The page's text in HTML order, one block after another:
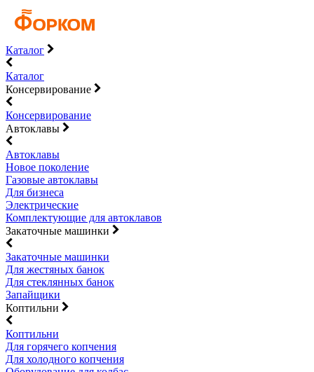
Каталог
Каталог
Консервирование
Консервирование
Автоклавы
Автоклавы
Новое поколение
Газовые автоклавы
Для бизнеса
Электрические
Комплектующие для автоклавов
Закаточные машинки
Закаточные машинки
Для жестяных банок
Для стеклянных банок
Запайщики
Коптильни
Коптильни
Для горячего копчения
Для холодного копчения